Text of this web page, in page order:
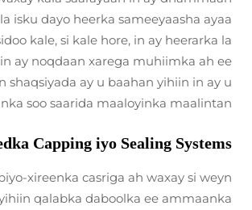
isku dayo heerka sameeyaasha ayaa
kale, si kale hore, in ay heerarka la
ay noqdaan xarega muhiimka ah ee
shaqsiyada ay u baahan yihiin in ay u
soo saarida maaloyinka maalintan.
Capping iyo Sealing Systems
xireenka casriga ah waxay si weyn
qalabka daboolka ee ammaanka